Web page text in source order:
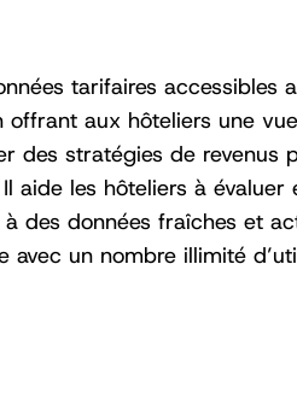
tarifaires accessibles
offrant aux hôteliers une
des stratégies de revenus
aide les hôteliers à évaluer
des données fraîches et
un nombre illimité